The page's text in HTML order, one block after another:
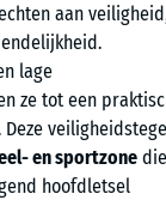
aan
lage
ze tot een
en sportzone die
hoofdletsel